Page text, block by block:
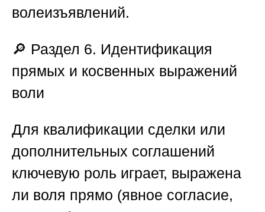
волеизъявлений.
🔎 Раздел 6. Идентификация
прямых и косвенных выражений
воли
Для квалификации сделки или
дополнительных соглашений
ключевую роль играет, выражена
ли воля прямо (явное согласие,